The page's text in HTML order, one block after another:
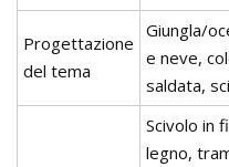
Progettazione
del tema
Giungla/
e neve,
saldata,
Scivolo in
legno,